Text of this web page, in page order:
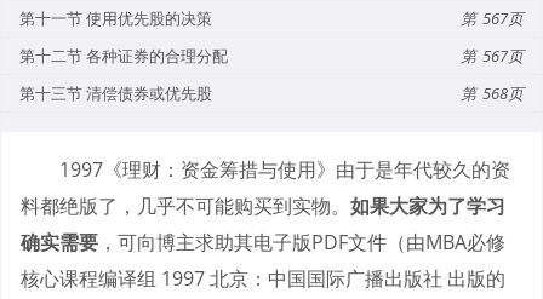
第十一节 使用优先股的决策
567
第十二节 各种证券的合理分配
567
第十三节 清偿债券或优先股
568
1997《理财：资金筹措与使用》由于是年代较久的资
料都绝版了，几乎不可能购买到实物。 如果大家为了学习
确实需要 ，可向博主求助其电子版PDF文件（由MBA必修
核心课程编译组 1997 北京：中国国际广播出版社 出版的